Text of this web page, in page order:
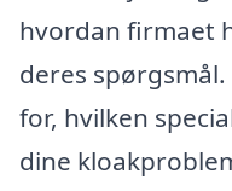
hvordan firmaet
deres
for, hvilken
dine